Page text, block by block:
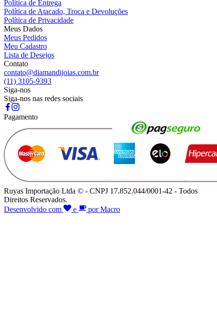
Política de Entrega
Política de Atacado, Troca e Devoluções
Política de Privacidade
Meus Dados
Meus Pedidos
Meu Cadastro
Lista de Desejos
Contato
contato@diamandijoias.com.br
(11) 3105-9393
Siga-nos
Siga-nos nas redes sociais
Pagamento
Ruyas Importação Ltda © - CNPJ 17.852.044/0001-42 - Todos
Direitos Reservados.
Desenvolvido com
e por Macro